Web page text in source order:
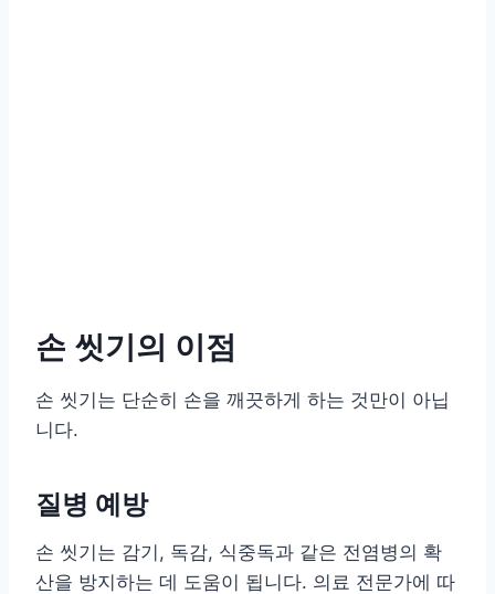
손 씻기의 이점
손 씻기는 단순히 손을 깨끗하게 하는 것만이 아닙
니다.
질병 예방
손 씻기는 감기, 독감, 식중독과 같은 전염병의 확
산을 방지하는 데 도움이 됩니다. 의료 전문가에 따